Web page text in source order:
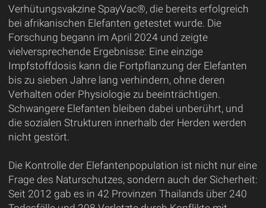
Verhütungsvakzine SpayVac®, die bereits erfolgreich
bei afrikanischen Elefanten getestet wurde. Die
Forschung begann im April 2024 und zeigte
vielversprechende Ergebnisse: Eine einzige
Impfstoffdosis kann die Fortpflanzung der Elefanten
bis zu sieben Jahre lang verhindern, ohne deren
Verhalten oder Physiologie zu beeinträchtigen.
Schwangere Elefanten bleiben dabei unberührt, und
die sozialen Strukturen innerhalb der Herden werden
nicht gestört.
Die Kontrolle der Elefantenpopulation ist nicht nur eine
Frage des Naturschutzes, sondern auch der Sicherheit:
Seit 2012 gab es in 42 Provinzen Thailands über 240